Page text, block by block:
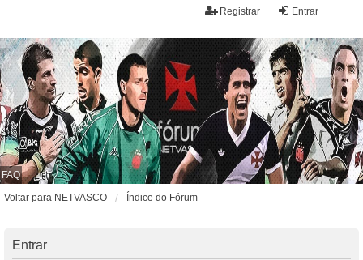
Entrar
Registrar
FAQ
Voltar para NETVASCO
Índice do Fórum
Entrar